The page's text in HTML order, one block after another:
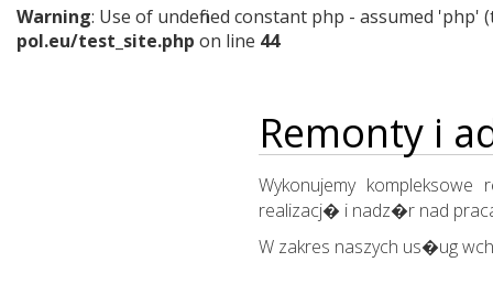
Warning: Use of undefined constant php - assumed
pol.eu/test_site.php on line 44
Remonty i
Wykonujemy
realizacj� i nadz�r nad
W zakres naszych us�ug